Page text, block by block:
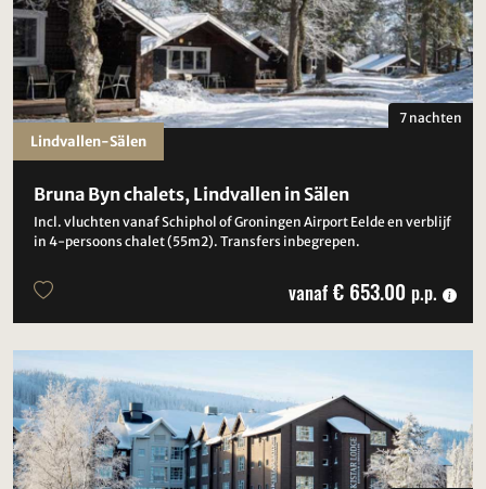
Bruna Byn chalets, Lindvallen in Sälen
Incl. vluchten vanaf Schiphol of Groningen Airport Eelde en verblijf
in 4-persoons chalet (55m2). Transfers inbegrepen.
7 nachten
vanaf € 653.00 p.p.
Lindvallen-Sälen